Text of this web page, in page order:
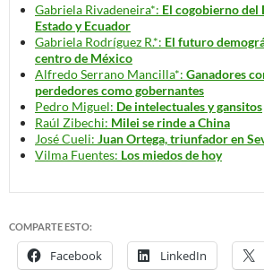
Gabriela Rivadeneira*: El cogobierno del
Estado y Ecuador
Gabriela Rodríguez R.*: El futuro
centro de México
Alfredo Serrano Mancilla*: Ganadores
perdedores como gobernantes
Pedro Miguel: De intelectuales y gansitos
Raúl Zibechi: Milei se rinde a China
José Cueli: Juan Ortega, triunfador en
Vilma Fuentes: Los miedos de hoy
COMPARTE ESTO:
Facebook LinkedIn